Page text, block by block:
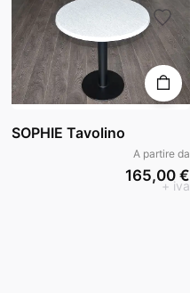
SOPHIE Tavolino
A partire da
165,00 €
+ iva